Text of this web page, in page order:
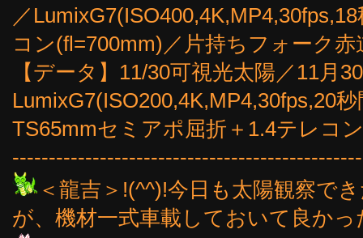
／
コン(fl=700mm)／片持ちフォーク
【データ】11/30可視光太陽／11月
LumixG7(ISO200,4K,MP4,30fps,20
TS65mmセミアポ屈折＋1.4テレコ
＜龍吉＞!(^^)!今日も太陽観察で
が、機材一式車載しておいて良か